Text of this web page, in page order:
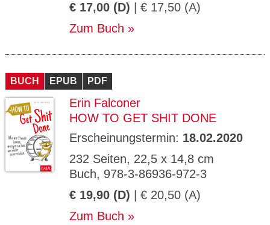
€ 17,00 (D) | € 17,50 (A)
Zum Buch
BUCH EPUB PDF
Erin Falconer
HOW TO GET SHIT DONE
Erscheinungstermin: 18.02.2020
232 Seiten, 22,5 x 14,8 cm
Buch, 978-3-86936-972-3
€ 19,90 (D) | € 20,50 (A)
Zum Buch